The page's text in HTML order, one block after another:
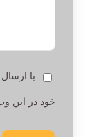
با
خود در این